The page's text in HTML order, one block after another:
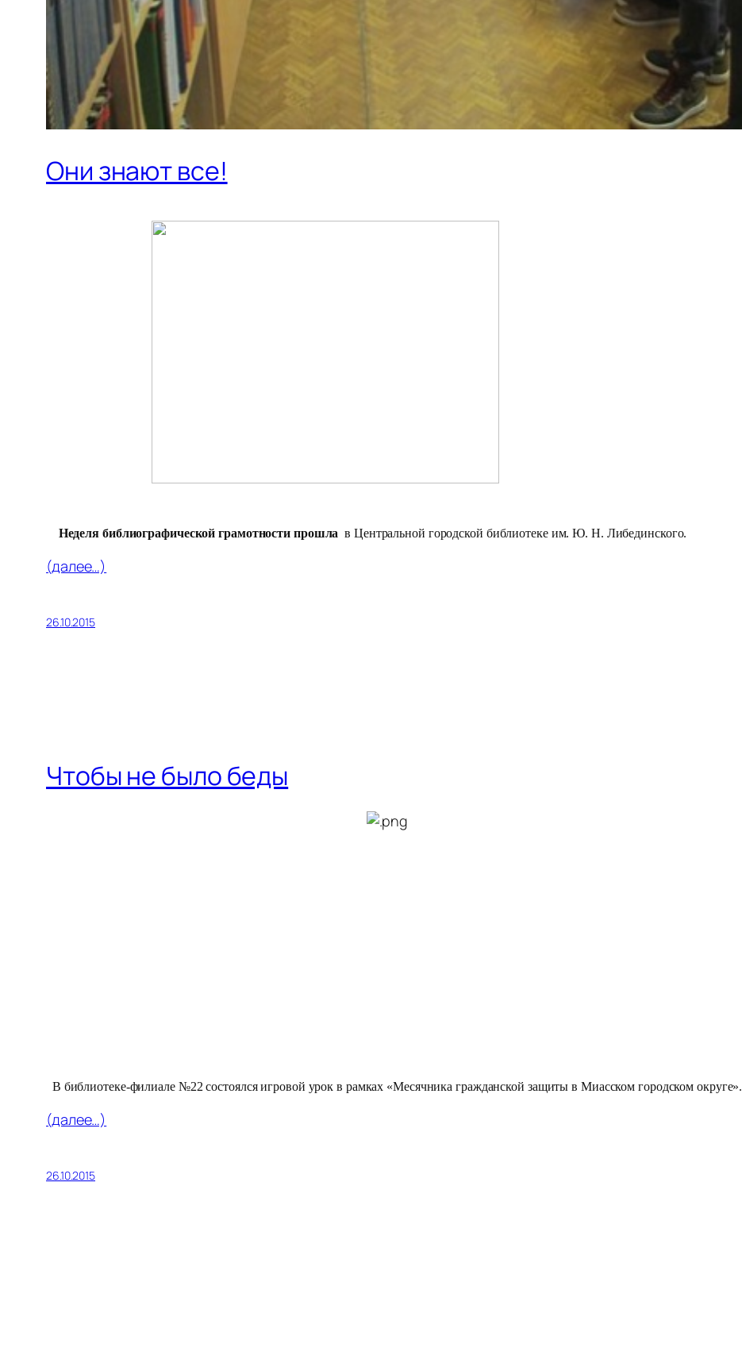
Они знают все!
Неделя библиографической грамотности прошла в Центральной городской библиотеке им. Ю. Н. Либединского.
(далее…)
26.10.2015
Чтобы не было беды
В библиотеке-филиале №22 состоялся игровой урок в рамках «Месячника гражданской защиты в Миасском городском округе».
(далее…)
26.10.2015